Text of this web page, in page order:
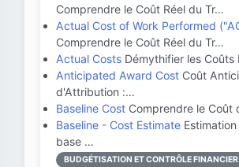
Comprendre le Coût Réel du Tr…
Actual Cost of Work Performed
Comprendre le Coût Réel du Tr…
Actual Costs Démythifier les Coûts
Anticipated Award Cost Coût
d'Attribution :…
Baseline Cost Comprendre le Coût
Baseline - Cost Estimate
base …
BUDGÉTISATION ET CONTRÔLE FINANCIER